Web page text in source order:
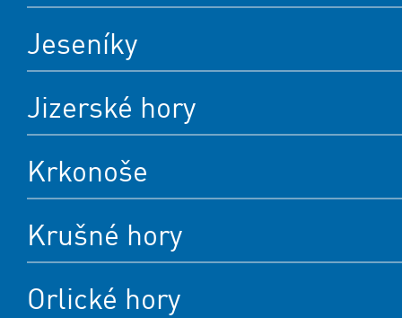
Jeseníky
Jizerské hory
Krkonoše
Krušné hory
Orlické hory